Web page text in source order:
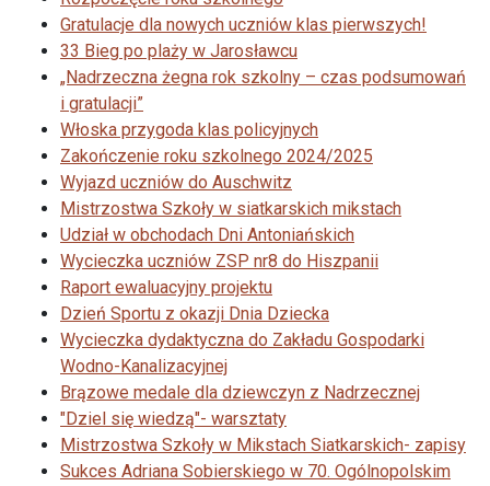
Gratulacje dla nowych uczniów klas pierwszych!
33 Bieg po plaży w Jarosławcu
„Nadrzeczna żegna rok szkolny – czas podsumowań
i gratulacji”
Włoska przygoda klas policyjnych
Zakończenie roku szkolnego 2024/2025
Wyjazd uczniów do Auschwitz
Mistrzostwa Szkoły w siatkarskich mikstach
Udział w obchodach Dni Antoniańskich
Wycieczka uczniów ZSP nr8 do Hiszpanii
Raport ewaluacyjny projektu
Dzień Sportu z okazji Dnia Dziecka
Wycieczka dydaktyczna do Zakładu Gospodarki
Wodno-Kanalizacyjnej
Brązowe medale dla dziewczyn z Nadrzecznej
"Dziel się wiedzą"- warsztaty
Mistrzostwa Szkoły w Mikstach Siatkarskich- zapisy
Sukces Adriana Sobierskiego w 70. Ogólnopolskim